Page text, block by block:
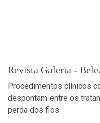
Revista Galeria -
Procedimentos clínicos
despontam entre os
perda dos fios